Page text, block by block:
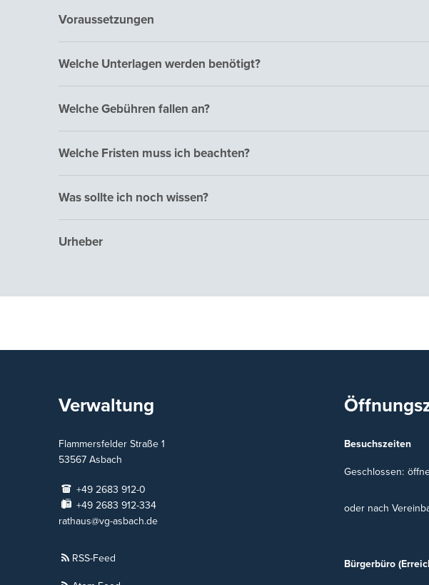
Voraussetzungen
Welche Unterlagen werden benötigt?
Welche Gebühren fallen an?
Welche Fristen muss ich beachten?
Was sollte ich noch wissen?
Urheber
Verwaltung
Flammersfelder Straße 1
53567 Asbach
+49 2683 912-0
+49 2683 912-334
rathaus@vg-asbach.de
RSS-Feed
Besuchszeiten
Klicken, um
Geschlossen:
oder nach
Bürgerbüro